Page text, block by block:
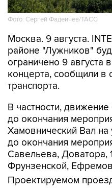
Фото: Сергей Фадеичев/ТАСС
Москва. 9 августа.
районе "Лужников"
ограничено 9 августа
концерта, сообщили в
транспорта.
В частности,
до окончания
Хамовнический Вал на
до окончания
Савельева, Доватора,
Фрунзенской,
Проектируемом